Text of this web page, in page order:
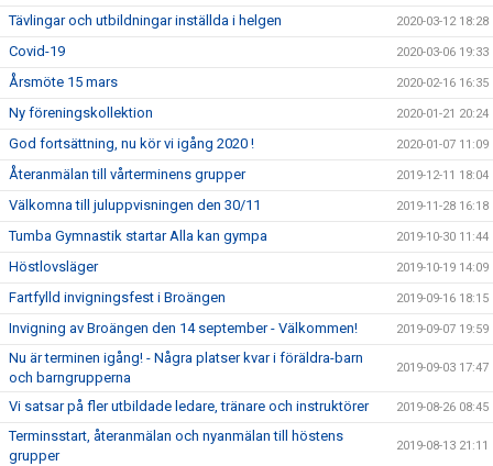
Tävlingar och utbildningar inställda i helgen 2020-03-12 18:28
Covid-19 2020-03-06 19:33
Årsmöte 15 mars 2020-02-16 16:35
Ny föreningskollektion 2020-01-21 20:24
God fortsättning, nu kör vi igång 2020 ! 2020-01-07 11:09
Återanmälan till vårterminens grupper 2019-12-11 18:04
Välkomna till juluppvisningen den 30/11 2019-11-28 16:18
Tumba Gymnastik startar Alla kan gympa 2019-10-30 11:44
Höstlovsläger 2019-10-19 14:09
Fartfylld invigningsfest i Broängen 2019-09-16 18:15
Invigning av Broängen den 14 september - Välkommen! 2019-09-07 19:59
Nu är terminen igång! - Några platser kvar i föräldra-barn
och barngrupperna
2019-09-03 17:47
Vi satsar på fler utbildade ledare, tränare och instruktörer 2019-08-26 08:45
Terminsstart, återanmälan och nyanmälan till höstens
grupper
2019-08-13 21:11